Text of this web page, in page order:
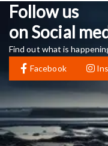
Follow us
on Social
Find out what is
Facebook